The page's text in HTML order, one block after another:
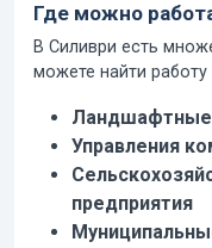
Где можно
В Силиври есть
можете найти
Ландшафтные
Управления
предприятия